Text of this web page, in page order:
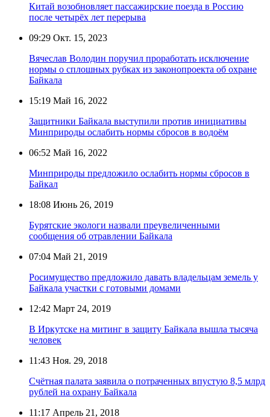
Китай возобновляет пассажирские поезда в Россию
после четырёх лет перерыва
09:29 Окт. 15, 2023
Вячеслав Володин поручил проработать исключение
нормы о сплошных рубках из законопроекта об охране
Байкала
15:19 Май 16, 2022
Защитники Байкала выступили против инициативы
Минприроды ослабить нормы сбросов в водоём
06:52 Май 16, 2022
Минприроды предложило ослабить нормы сбросов в
Байкал
18:08 Июнь 26, 2019
Бурятские экологи назвали преувеличенными
сообщения об отравлении Байкала
07:04 Май 21, 2019
Росимущество предложило давать владельцам земель у
Байкала участки с готовыми домами
12:42 Март 24, 2019
В Иркутске на митинг в защиту Байкала вышла тысяча
человек
11:43 Ноя. 29, 2018
Счётная палата заявила о потраченных впустую 8,5 млрд
рублей на охрану Байкала
11:17 Апрель 21, 2018